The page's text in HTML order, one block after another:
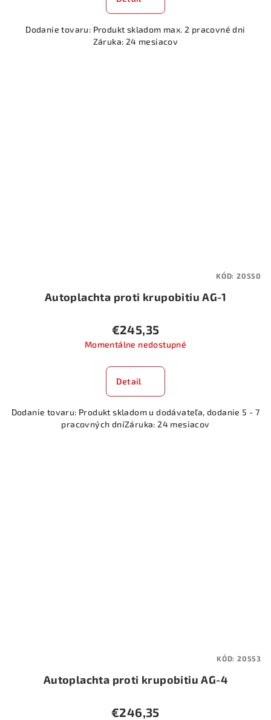
Dodanie tovaru: Produkt skladom max. 2 pracovné dni
Záruka: 24 mesiacov
Autoplachta proti krupobitiu AG-1
€245,35
Momentálne nedostupné
Detail
Dodanie tovaru: Produkt skladom u dodávateľa, dodanie 5 - 7
pracovných dníZáruka: 24 mesiacov
KÓD: 20550
Autoplachta proti krupobitiu AG-4
€246,35
KÓD: 20553